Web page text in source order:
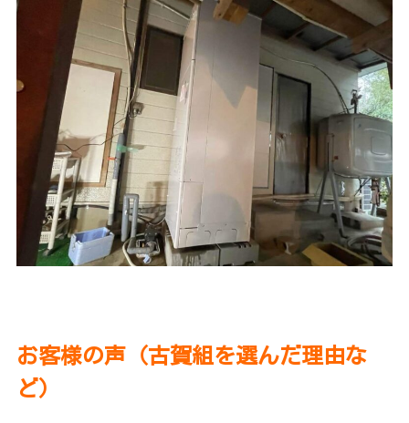
お客様の声（古賀組を選んだ理由な
ど）